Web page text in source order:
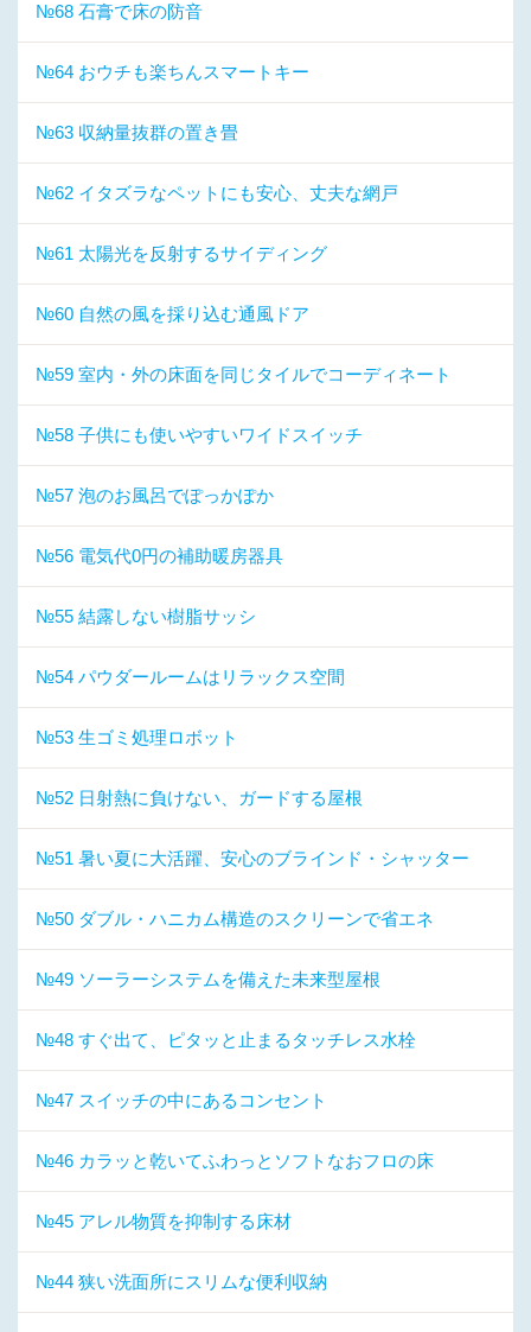
№68 石膏で床の防音
№64 おウチも楽ちんスマートキー
№63 収納量抜群の置き畳
№62 イタズラなペットにも安心、丈夫な網戸
№61 太陽光を反射するサイディング
№60 自然の風を採り込む通風ドア
№59 室内・外の床面を同じタイルでコーディネート
№58 子供にも使いやすいワイドスイッチ
№57 泡のお風呂でぽっかぽか
№56 電気代0円の補助暖房器具
№55 結露しない樹脂サッシ
№54 パウダールームはリラックス空間
№53 生ゴミ処理ロボット
№52 日射熱に負けない、ガードする屋根
№51 暑い夏に大活躍、安心のブラインド・シャッター
№50 ダブル・ハニカム構造のスクリーンで省エネ
№49 ソーラーシステムを備えた未来型屋根
№48 すぐ出て、ピタッと止まるタッチレス水栓
№47 スイッチの中にあるコンセント
№46 カラッと乾いてふわっとソフトなおフロの床
№45 アレル物質を抑制する床材
№44 狭い洗面所にスリムな便利収納